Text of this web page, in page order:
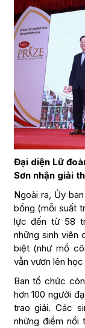
Đại diện Lữ
Sơn nhận giải
Ngoài ra, Ủy
bổng (mỗi suất
lực đến từ 58
những sinh viên
biệt (như mồ
vẫn vươn lên học
Ban tổ chức
hơn 100 người
trao giải. Các
những điểm nổi